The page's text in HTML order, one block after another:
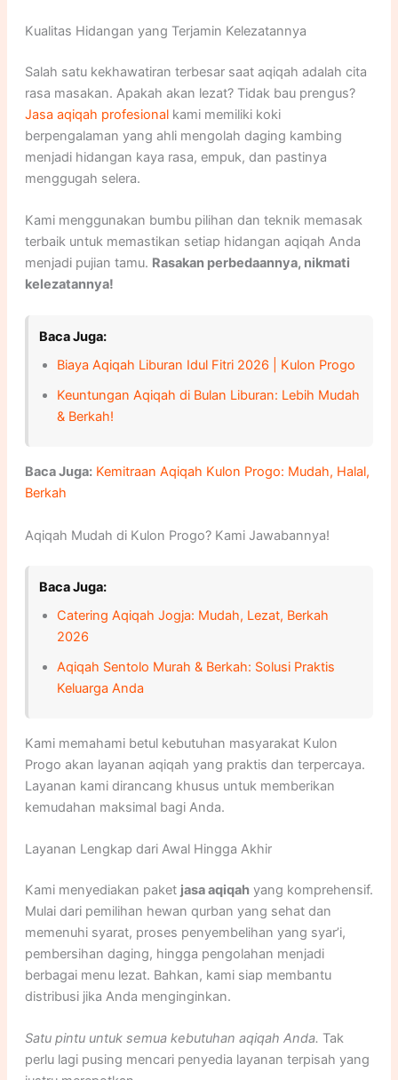
Kualitas Hidangan yang Terjamin Kelezatannya
Salah satu kekhawatiran terbesar saat aqiqah adalah cita
rasa masakan. Apakah akan lezat? Tidak bau prengus?
Jasa aqiqah profesionalkami memiliki koki
berpengalaman yang ahli mengolah daging kambing
menjadi hidangan kaya rasa, empuk, dan pastinya
menggugah selera.
Kami menggunakan bumbu pilihan dan teknik memasak
terbaik untuk memastikan setiap hidangan aqiqah Anda
menjadi pujian tamu. Rasakan perbedaannya, nikmati
kelezatannya!
Baca Juga:
Biaya Aqiqah Liburan Idul Fitri 2026 | Kulon Progo
Keuntungan Aqiqah di Bulan Liburan: Lebih Mudah
& Berkah!
Baca Juga: Kemitraan Aqiqah Kulon Progo: Mudah, Halal,
Berkah
Aqiqah Mudah di Kulon Progo? Kami Jawabannya!
Baca Juga:
Catering Aqiqah Jogja: Mudah, Lezat, Berkah
2026
Aqiqah Sentolo Murah & Berkah: Solusi Praktis
Keluarga Anda
Kami memahami betul kebutuhan masyarakat Kulon
Progo akan layanan aqiqah yang praktis dan terpercaya.
Layanan kami dirancang khusus untuk memberikan
kemudahan maksimal bagi Anda.
Layanan Lengkap dari Awal Hingga Akhir
Kami menyediakan paket jasa aqiqahyang komprehensif.
Mulai dari pemilihan hewan qurban yang sehat dan
memenuhi syarat, proses penyembelihan yang syar’i,
pembersihan daging, hingga pengolahan menjadi
berbagai menu lezat. Bahkan, kami siap membantu
distribusi jika Anda menginginkan.
Satu pintu untuk semua kebutuhan aqiqah Anda. Tak
perlu lagi pusing mencari penyedia layanan terpisah yang